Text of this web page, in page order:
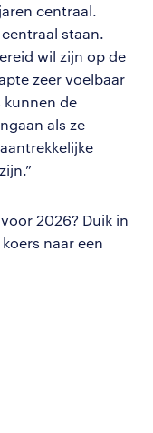
centraal.
staan.
wil zijn op de
zeer voelbaar
kunnen de
als ze
2026? Duik in
naar een